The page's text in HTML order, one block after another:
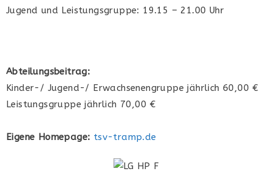
Jugend und Leistungsgruppe: 19.15 – 21.00 Uhr
Abteilungsbeitrag:
Kinder-/ Jugend-/ Erwachsenengruppe jährlich 60,00 €
Leistungsgruppe jährlich 70,00 €
Eigene Homepage: tsv-tramp.de